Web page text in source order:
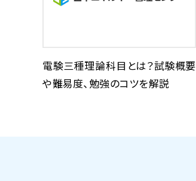
電験三種理論科目とは？試験概要
や難易度、勉強のコツを解説